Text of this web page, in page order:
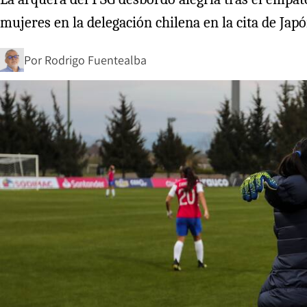
mujeres en la delegación chilena en la cita de
Por Rodrigo Fuentealba